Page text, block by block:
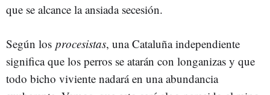
que se alcance la ansiada secesión.
Según los procesistas, una Cataluña independiente
significa que los perros se atarán con longanizas y que
todo bicho viviente nadará en una abundancia